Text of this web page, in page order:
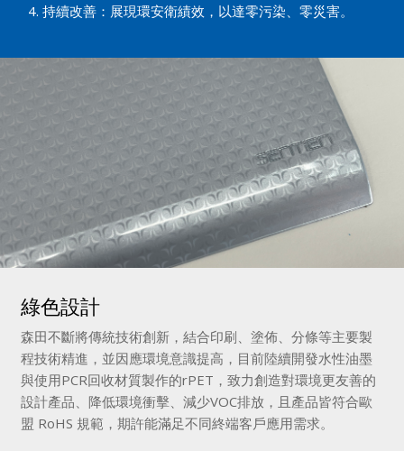
持續改善：展現環安衛績效，以達零污染、零災害。
綠色設計
森田不斷將傳統技術創新，結合印刷、塗佈、分條等主要製
程技術精進，並因應環境意識提高，目前陸續開發水性油墨
與使用PCR回收材質製作的rPET，致力創造對環境更友善的
設計產品、降低環境衝擊、減少VOC排放，且產品皆符合歐
盟 RoHS 規範，期許能滿足不同終端客戶應用需求。